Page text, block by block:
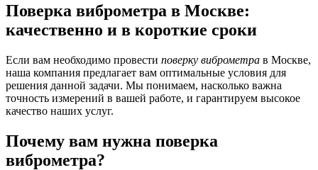
Поверка виброметра в Москве:
качественно и в короткие сроки
Если вам необходимо провести поверку виброметра в Москве,
наша компания предлагает вам оптимальные условия для
решения данной задачи. Мы понимаем, насколько важна
точность измерений в вашей работе, и гарантируем высокое
качество наших услуг.
Почему вам нужна поверка
виброметра?